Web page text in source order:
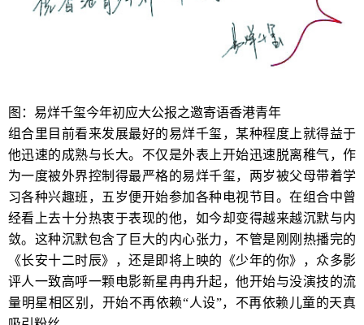
图：易烊千玺今年初应大公报之邀寄语香港青年
组合里目前看来发展最好的易烊千玺，某种程度上就得益于
他迅速的成熟与长大。不仅是外表上开始迅速脱离稚气，作
为一度被外界控制得最严格的易烊千玺，两岁被父母带着学
习各种兴趣班，五岁便开始参加各种电视节目。在组合中曾
经看上去十分热衷于表现的他，如今却变得越来越沉默与内
敛。这种沉默包含了巨大的内心张力，不管是刚刚热播完的
《长安十二时辰》，还是即将上映的《少年的你》，众多影
评人一致高呼一颗电影新星冉冉升起，他开始与没演技的流
量明星相区别，开始不再依赖“人设”，不再依赖儿童的天真